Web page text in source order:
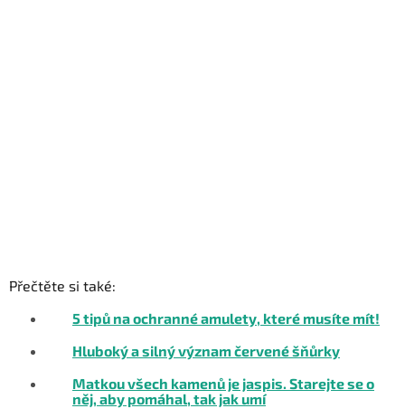
Přečtěte si také:
5 tipů na ochranné amulety, které musíte mít!
Hluboký a silný význam červené šňůrky
Matkou všech kamenů je jaspis. Starejte se o
něj, aby pomáhal, tak jak umí